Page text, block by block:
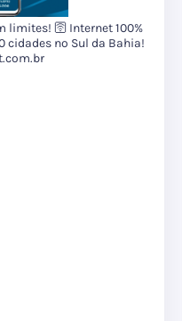
limites! 🛜 Internet 100%
cidades no Sul da Bahia!